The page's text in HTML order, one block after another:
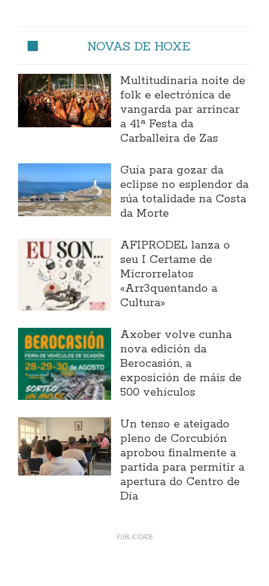
NOVAS DE HOXE
Multitudinaria noite de
folk e electrónica de
vangarda par arrincar
a 41ª Festa da
Carballeira de Zas
Guía para gozar da
eclipse no esplendor da
súa totalidade na Costa
da Morte
AFIPRODEL lanza o
seu I Certame de
Microrrelatos
«Arr3quentando a
Cultura»
Axober volve cunha
nova edición da
Berocasión, a
exposición de máis de
500 vehículos
Un tenso e ateigado
pleno de Corcubión
aprobou finalmente a
partida para permitir a
apertura do Centro de
Día